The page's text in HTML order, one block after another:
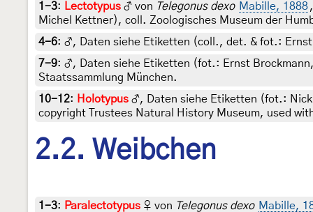
1-3: Lectotypus ♂ von Telegonus dexo Mabille, 1888
Michel Kettner), coll. Zoologisches Museum der
4-6: ♂, Daten siehe Etiketten (coll., det. & fot.:
7-9: ♂, Daten siehe Etiketten (fot.: Ernst
Staatssammlung München.
10-12: Holotypus ♂, Daten siehe Etiketten (fot.:
copyright Trustees Natural History Museum, used
2.2. Weibchen
1-3: Paralectotypus ♀ von Telegonus dexo Mabille,